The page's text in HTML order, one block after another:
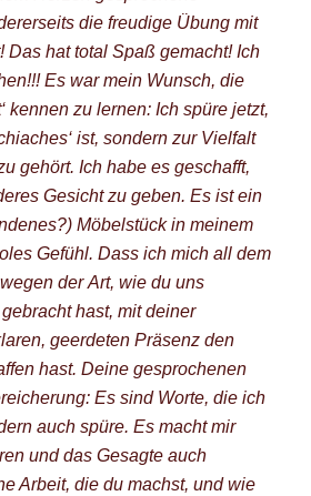
die freudige Übung mit
Das hat total Spaß gemacht! Ich
Es war mein Wunsch, die
kennen zu lernen: Ich spüre jetzt,
ist, sondern zur Vielfalt
gehört. Ich habe es geschafft,
Gesicht zu geben. Es ist ein
Möbelstück in meinem
Gefühl. Dass ich mich all dem
der Art, wie du uns
hast, mit deiner
geerdeten Präsenz den
hast. Deine gesprochenen
Es sind Worte, die ich
auch spüre. Es macht mir
und das Gesagte auch
Arbeit, die du machst, und wie